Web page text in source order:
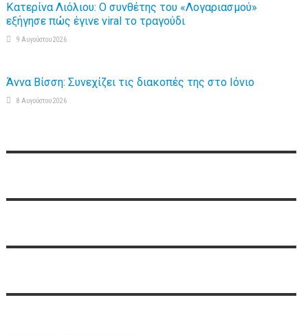
Κατερίνα Λιόλιου: Ο συνθέτης του «Λογαριασμού»
εξήγησε πώς έγινε viral το τραγούδι
9 Αυγούστου 2026
Άννα Βίσση: Συνεχίζει τις διακοπές της στο Ιόνιο
8 Αυγούστου 2026